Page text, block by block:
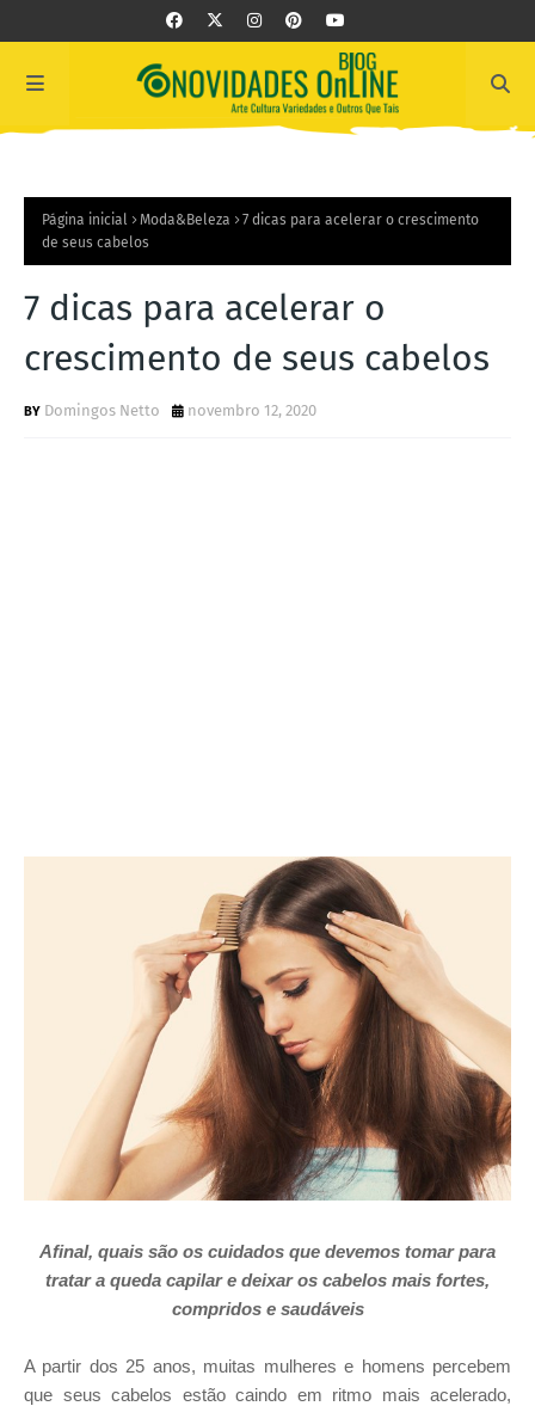
Página inicial Moda&Beleza
7 dicas para acelerar o crescimento
de seus cabelos
7 dicas para acelerar o
crescimento de seus cabelos
Domingos Netto novembro 12, 2020
Afinal, quais são os cuidados que devemos tomar para
tratar a queda capilar e deixar os cabelos mais fortes,
compridos e saudáveis
A partir dos 25 anos, muitas mulheres e homens percebem
que seus cabelos estão caindo em ritmo mais acelerado,